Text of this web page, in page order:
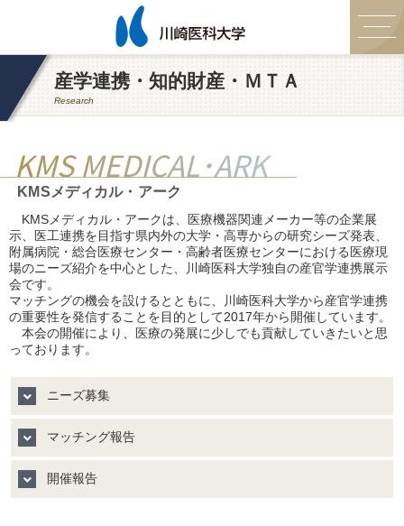
産学連携・知的財産・ＭＴＡ
Research
KMS MEDICAL･ARK
KMSメディカル・アーク
KMSメディカル・アークは、医療機器関連メーカー等の企業展
示、医工連携を目指す県内外の大学・高専からの研究シーズ発表、
附属病院・総合医療センター・高齢者医療センターにおける医療現
場のニーズ紹介を中心とした、川崎医科大学独自の産官学連携展示
会です。
マッチングの機会を設けるとともに、川崎医科大学から産官学連携
の重要性を発信することを目的として2017年から開催しています。
本会の開催により、医療の発展に少しでも貢献していきたいと思
っております。
ニーズ募集
マッチング報告
開催報告